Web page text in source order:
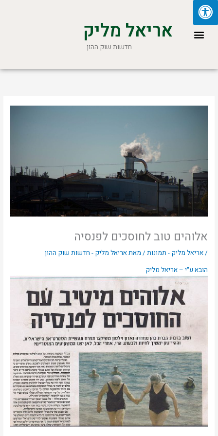
דילוג
לתוכן
תפריטאריאל מליק
חדשות שוק ההון
אלוהים טוב לחוסכים לפנסיה
/אריאל מליק - תמונות / מאתאריאל מליק - חדשות שוק ההון
הובא ע"י – אריאל מליק